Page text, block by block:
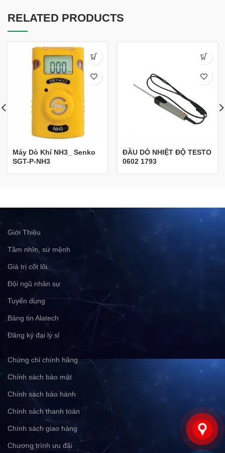
RELATED PRODUCTS
Máy Dò Khí NH3_ Senko
SGT-P-NH3
ĐẦU DÒ NHIỆT ĐỘ TESTO
0602 1793
Giới Thiệu
Tầm nhìn, sứ mệnh
Giá trị cốt lõi
Đội ngũ nhân sự
Tuyển dụng
Bảng tin Alatech
Đăng ký đại lý sỉ
Chứng chỉ chính hãng
Chính sách bảo mật
Chính sách bảo hành
Chính sách thanh toán
Chính sách giao hàng
Chương trình ưu đãi